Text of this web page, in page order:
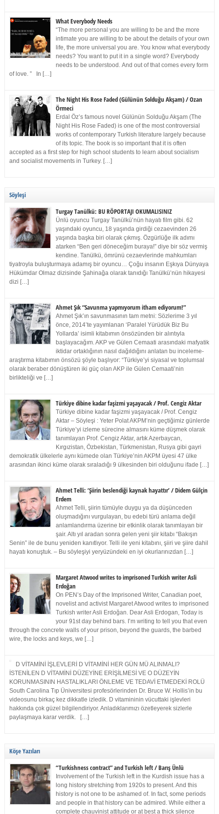
What Everybody Needs
“The more personal you are willing to be and the more
intimate you are willing to be about the details of your own
life, the more universal you are. You know what everybody
needs? You want to put it in a single word? Everybody
needs to be understood. And out of that comes every form
of love. ” In […]
The Night His Rose Faded (Gülünün Solduğu Akşam) / Ozan
Örmeci
Erdal Öz’s famous novel Gülünün Solduğu Akşam (The
Night His Rose Faded) is one of the most controversial
works of contemporary Turkish literature largely because
of its topic. The book is so important that it is often
accepted as a first step for high school students to learn about socialism
and socialist movements in Turkey. […]
Söyleşi
Turgay Tanülkü: BU RÖPORTAJI OKUMALISINIZ
Ünlü oyuncu Turgay Tanülkü’nün hayatı film gibi. 62
yaşındaki oyuncu, 18 yaşında girdiği cezaevinden 26
yaşında başka biri olarak çıkmış. Özgürlüğe ilk adımı
atarken “Ben geri döneceğim buraya!” diye bir söz vermiş
kendine. Tanülkü, ömrünü cezaevlerinde mahkumları
tiyatroyla buluşturmaya adamış bir oyuncu… Çoğu insanın Eşkıya Dünyaya
Hükümdar Olmaz dizisinde Şahinağa olarak tanıdığı Tanülkü’nün hikayesi
dizi […]
Ahmet Şık “Savunma yapmıyorum itham ediyorum!”
Ahmet Şık’ın savunmasının tam metni: Sözlerime 3 yıl
önce, 2014’te yayımlanan ‘Paralel Yürüdük Biz Bu
Yollarda’ isimli kitabımın önsözünden bir alıntıyla
başlayacağım. AKP ve Gülen Cemaati arasındaki mafyatik
iktidar ortaklığının nasıl dağıldığını anlatan bu inceleme-
araştırma kitabımın önsözü şöyle başlıyor: “Türkiye’yi siyasal ve toplumsal
olarak beraber dönüştüren iki güç olan AKP ile Gülen Cemaati’nin
birlikteliği ve […]
Türkiye dibine kadar faşizmi yaşayacak / Prof. Cengiz Aktar
Türkiye dibine kadar faşizmi yaşayacak / Prof. Cengiz
Aktar – Söyleşi : Yeter Polat AKPM’nin geçtiğimiz günlerde
Türkiye’yi izleme sürecine almasını küme düşmek olarak
tanımlayan Prof. Cengiz Aktar, artık Azerbaycan,
Kırgızistan, Özbekistan, Türkmenistan, Rusya gibi gayri
demokratik ülkelerle aynı kümede olan Türkiye’nin AKPM üyesi 47 ülke
arasından ikinci küme olarak sıraladığı 9 ülkesinden biri olduğunu ifade […]
Ahmet Telli: ‘Şiirin beslendiği kaynak hayattır’ / Didem Gülçin
Erdem
Ahmet Telli, şiirin tümüyle duygu ya da düşünceden
oluşmadığını vurgulayan, bu edebi türü anlama değil
anlamlandırma üzerine bir etkinlik olarak tanımlayan bir
şair. Altı yıl aradan sonra gelen yeni şiir kitabı “Bakışın
Senin” ile de bunu yeniden kanıtlıyor. Telli ile yeni kitabını, şiiri ve şiire dahil
hayatı konuştuk. – Bu söyleşiyi yeryüzündeki en iyi okurlarınızdan […]
Margaret Atwood writes to imprisoned Turkish writer Asli
Erdoğan
On PEN’s Day of the Imprisoned Writer, Canadian poet,
novelist and activist Margaret Atwood writes to imprisoned
Turkish writer Asli Erdoğan. Dear Asli Erdogan, Today is
your 91st day behind bars. I’m writing to tell you that even
through the concrete walls of your prison, beyond the guards, the barbed
wire, the locks and keys, we […]
D VİTAMİNİ İŞLEVLERİ D VİTAMİNİ HER GÜN MÜ ALINMALI?
İSTENİLEN D VİTAMİNİ DÜZEYİNE ERİŞİLMESİ VE O DÜZEYİN
KORUNMASININ HASTALIKLARI ÖNLEME VE TEDAVİ ETMEDEKİ ROLÜ
South Carolina Tıp Üniversitesi profesörlerinden Dr. Bruce W. Hollis’in bu
videosunu birkaç kez dikkatle izledik. D vitamininin vücuttaki işlevleri
hakkında çok güzel bilgilendiriyor. Anladıklarımızı özetleyerek sizlerle
paylaşmaya karar verdik. […]
Köşe Yazıları
“Turkishness contract” and Turkish left / Barış Ünlü
Involvement of the Turkish left in the Kurdish issue has a
long history stretching from 1920s to present. And this
history is not one to be ashamed of. In fact, some periods
and people in that history can be admired. While either a
complete chauvinist attitude or at best a thick silence